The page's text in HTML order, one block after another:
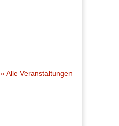
« Alle Veranstaltungen